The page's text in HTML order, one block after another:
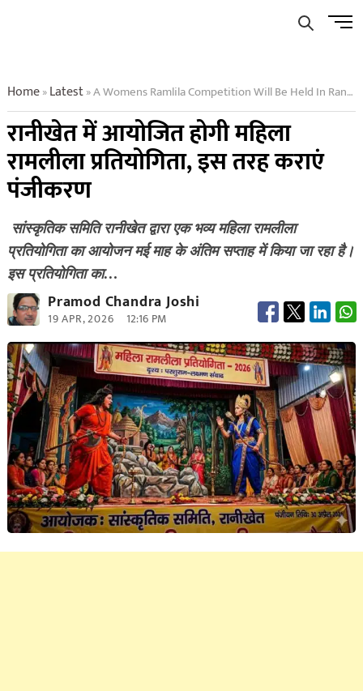
Menu
Home»Latest»A Womens Ramlila Competition Will Be Held In Ranikhet
रानीखेत में आयोजित होगी महिला
रामलीला प्रतियोगिता, इस तरह कराएं
पंजीकरण
​ सांस्कृतिक समिति रानीखेत द्वारा एक भव्य महिला रामलीला
प्रतियोगिता का आयोजन मई माह के अंतिम सप्ताह में किया जा रहा है।
इस प्रतियोगिता का…
Pramod Chandra Joshi
19 APR, 2026 12:16 PM